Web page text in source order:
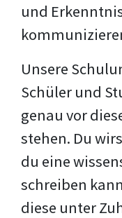
und
Unsere
Schüler und
genau vor
stehen. Du
du eine
schreiben
diese unter